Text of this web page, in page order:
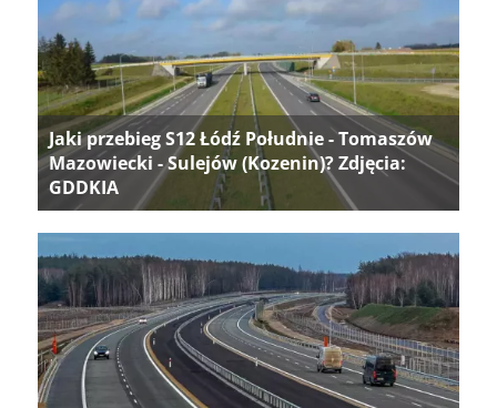
Jaki przebieg S12 Łódź Południe - Tomaszów
Mazowiecki - Sulejów (Kozenin)? Zdjęcia:
GDDKIA